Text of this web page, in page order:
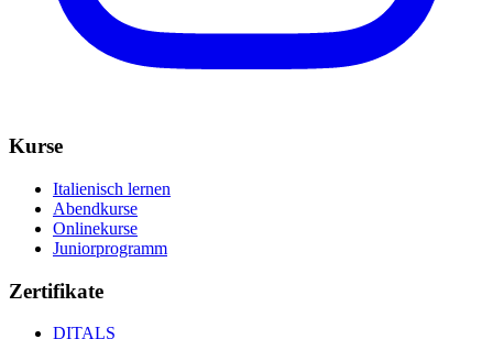
Kurse
Italienisch lernen
Abendkurse
Onlinekurse
Juniorprogramm
Zertifikate
DITALS